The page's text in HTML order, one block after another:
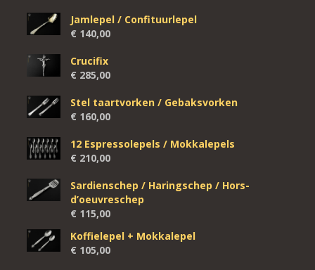
Jamlepel / Confituurlepel
€ 140,00
Crucifix
€ 285,00
Stel taartvorken / Gebaksvorken
€ 160,00
12 Espressolepels / Mokkalepels
€ 210,00
Sardienschep / Haringschep / Hors-
d’oeuvreschep
€ 115,00
Koffielepel + Mokkalepel
€ 105,00